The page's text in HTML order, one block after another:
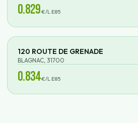
0.829€/L E85
120 ROUTE DE GRENADE
BLAGNAC, 31700
0.834€/L E85